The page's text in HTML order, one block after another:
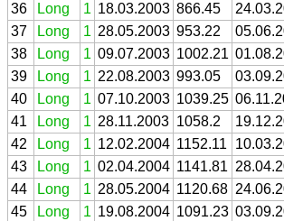
36
Long 1 18.03.2003 866.45
37
Long 1 28.05.2003 953.22
38
Long 1 09.07.2003 1002.21
39
Long 1 22.08.2003 993.05
40
Long 1 07.10.2003 1039.25
41
Long 1 28.11.2003 1058.2
42
Long 1 12.02.2004 1152.11
43
Long 1 02.04.2004 1141.81
44
Long 1 28.05.2004 1120.68
45
Long 1 19.08.2004 1091.23